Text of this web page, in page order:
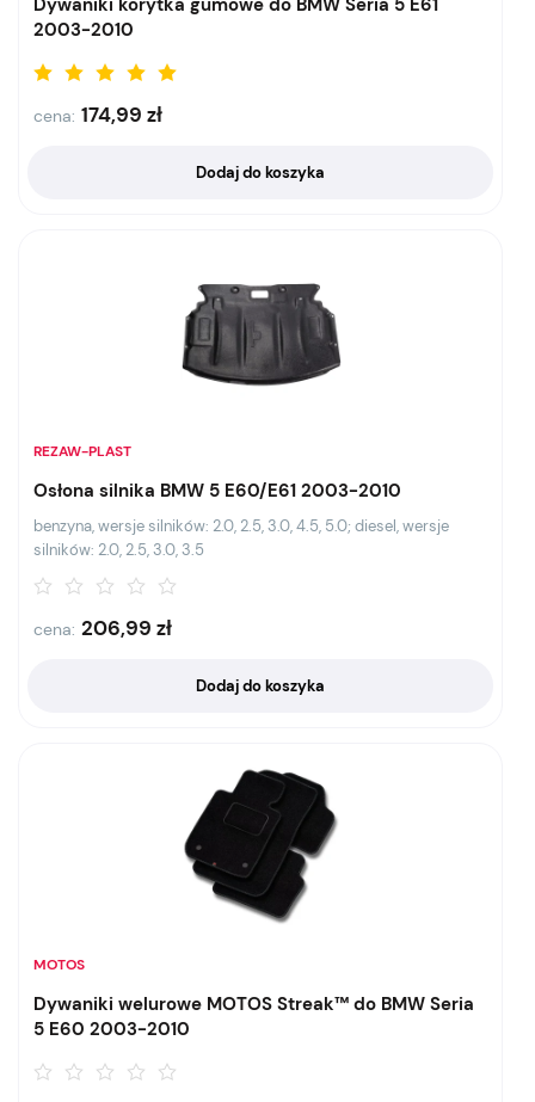
2003-2010
cena: 174,99 zł
Dodaj do koszyka
REZAW-PLAST
Osłona silnika BMW 5 E60/E61 2003-2010
benzyna, wersje silników: 2.0, 2.5, 3.0, 4.5, 5.0; diesel, wersje
silników: 2.0, 2.5, 3.0, 3.5
cena: 206,99 zł
Dodaj do koszyka
MOTOS
Dywaniki welurowe MOTOS Streak™ do BMW Seria
5 E60 2003-2010